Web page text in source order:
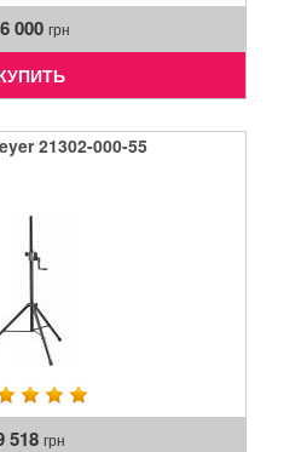
000 грн
21302-000-55
518 грн